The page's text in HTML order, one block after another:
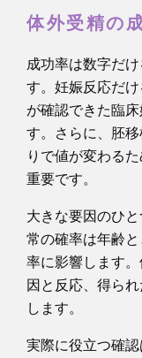
体外受精の
成功率は数字だ
す。妊娠反応だ
が確認できた臨
す。さらに、胚
りで値が変わる
重要です。
大きな要因のひ
常の確率は年齢
率に影響します
因と反応、得ら
します。
実際に役立つ確